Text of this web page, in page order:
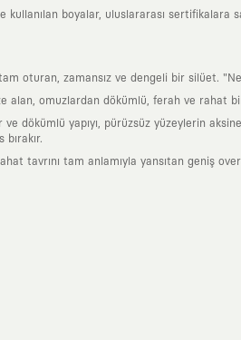
kullanılan boyalar, uluslararası sertifikalara
oturan, zamansız ve dengeli bir silüet.
alan, omuzlardan dökümlü, ferah ve rahat
ve dökümlü yapıyı, pürüzsüz yüzeylerin
tavrını tam anlamıyla yansıtan geniş